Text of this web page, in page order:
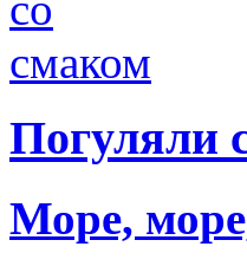
Погуляли
Море,